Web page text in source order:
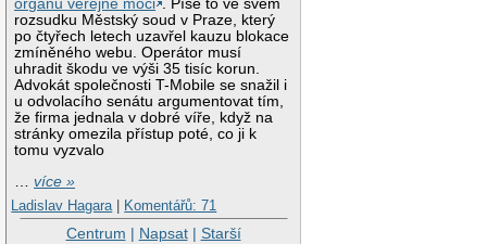
orgánů veřejné moci . Píše to ve svém
rozsudku Městský soud v Praze, který
po čtyřech letech uzavřel kauzu blokace
zmíněného webu. Operátor musí
uhradit škodu ve výši 35 tisíc korun.
Advokát společnosti T-Mobile se snažil i
u odvolacího senátu argumentovat tím,
že firma jednala v dobré víře, když na
stránky omezila přístup poté, co ji k
tomu vyzvalo
…více »
Ladislav Hagara | Komentářů: 71
Centrum | Napsat| Starší